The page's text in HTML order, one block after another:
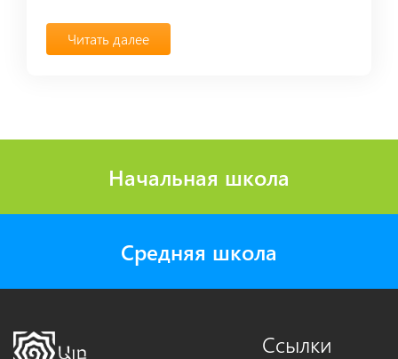
Читать далее
Начальная школа
Средняя школа
Ссылки